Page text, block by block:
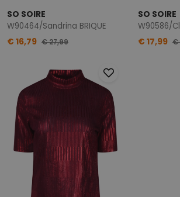
SO SOIRE
W90464/Sandrina BRIQUE
€ 16,79 € 27,99
SO SOIRE
W90586/
€ 17,99 €